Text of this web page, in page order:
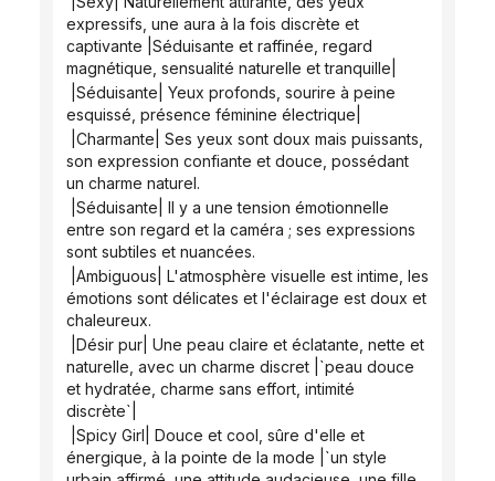
expressifs, une aura à la fois discrète et
captivante |Séduisante et raffinée, regard
magnétique, sensualité naturelle et tranquille|
esquissé, présence féminine électrique|
son expression confiante et douce, possédant
un charme naturel.
entre son regard et la caméra ; ses expressions
sont subtiles et nuancées.
émotions sont délicates et l'éclairage est doux et
chaleureux.
naturelle, avec un charme discret |`peau douce
et hydratée, charme sans effort, intimité
discrète`|
énergique, à la pointe de la mode |`un style